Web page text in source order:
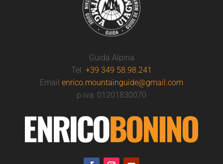
Guida Alpina
Tel. +39 349 58.98.241
Email enrico.mountainguide@gmail.com
p.iva: 01201830070